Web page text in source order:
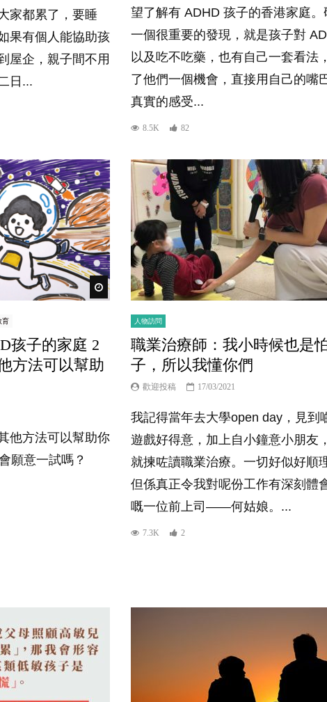
家都累了，要睡
果有個人能協助孩
屋企，親子間不用
日...
望了解有 ADHD 孩子的香港家庭。
一個很重要的發現，就是孩子對
以及吃不吃藥，也有自己一套看法
了他們一個機會，直接用自己的嘴
真實的感受...
8.5K 82
Watch Later
育
孩子的家庭 2
方法可以幫助
他方法可以幫助你
願意一試嗎？
人物訪問
職業治療師：我小時候也是
子，所以我懂你們
歡迎投稿 17/03/2021
我記得當年去大學open day，見到
遊戲好得意，加上自小鐘意小朋友
就揀咗讀職業治療。一切好似好順
但係真正令我對呢份工作有深刻體
嘅一位前上司——何姑娘。...
7.3K 2